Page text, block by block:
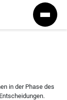
in der Phase des